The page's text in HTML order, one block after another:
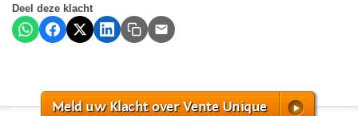
Deel deze klacht
Meld uw Klacht over Vente Unique